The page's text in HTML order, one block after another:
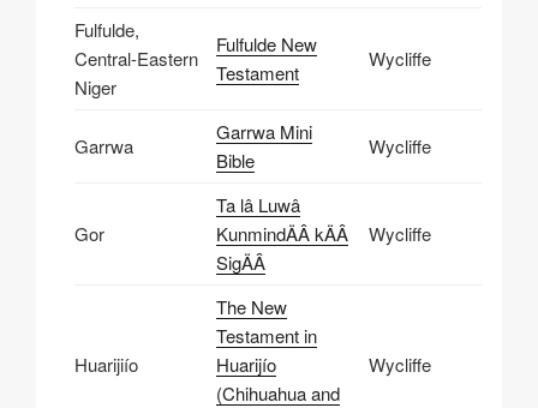
Fulfulde,
Central-Eastern
Niger
Fulfulde New
Testament
Wycliffe
Garrwa
Garrwa Mini
Bible
Wycliffe
Gor
Ta lâ Luwâ
KunmindÄÂ kÄÂ
SigÄÂ
Wycliffe
Huarijiío
The New
Testament in
Huarijío
(Chihuahua and
Wycliffe